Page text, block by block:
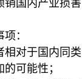
：
对于国内同类
可能性；